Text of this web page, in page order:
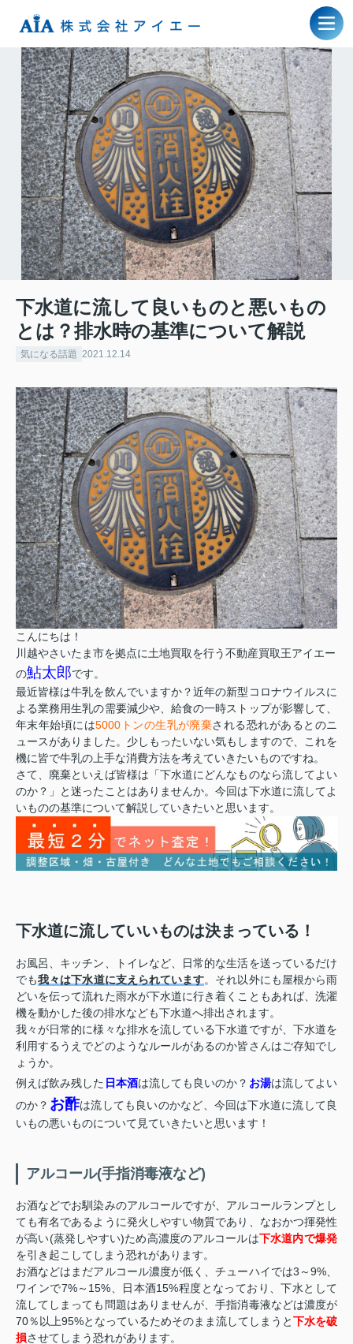
下水道に流して良いものと悪いもの
とは？排水時の基準について解説
気になる話題 2021.12.14
こんにちは！
川越やさいたま市を拠点に土地買取を行う不動産買取王アイエー
の鮎太郎です。
最近皆様は牛乳を飲んでいますか？近年の新型コロナウイルスに
よる業務用生乳の需要減少や、給食の一時ストップが影響して、
年末年始頃には5000トンの生乳が廃棄される恐れがあるとのニ
ュースがありました。少しもったいない気もしますので、これを
機に皆で牛乳の上手な消費方法を考えていきたいものですね。
さて、廃棄といえば皆様は「下水道にどんなものなら流してよい
のか？」と迷ったことはありませんか。今回は下水道に流してよ
いものの基準について解説していきたいと思います。
下水道に流していいものは決まっている！
お風呂、キッチン、トイレなど、日常的な生活を送っているだけ
でも我々は下水道に支えられています。それ以外にも屋根から雨
どいを伝って流れた雨水が下水道に行き着くこともあれば、洗濯
機を動かした後の排水なども下水道へ排出されます。
我々が日常的に様々な排水を流している下水道ですが、下水道を
利用するうえでどのようなルールがあるのか皆さんはご存知でし
ょうか。
例えば飲み残した 日本酒は流しても良いのか？ お湯は流してよい
のか？ お酢は流しても良いのかなど、今回は下水道に流して良
いもの悪いものについて見ていきたいと思います！
アルコール(手指消毒液など)
お酒などでお馴染みのアルコールですが、アルコールランプとし
ても有名であるように発火しやすい物質であり、なおかつ揮発性
が高い(蒸発しやすい)ため高濃度のアルコールは下水道内で爆発
を引き起こしてしまう恐れがあります。
お酒などはまだアルコール濃度が低く、チューハイでは3～9%、
ワインで7%～15%、日本酒15%程度となっており、下水として
流してしまっても問題はありませんが、手指消毒液などは濃度が
70％以上95%となっているためそのまま流してしまうと下水を破
損させてしまう恐れがあります。